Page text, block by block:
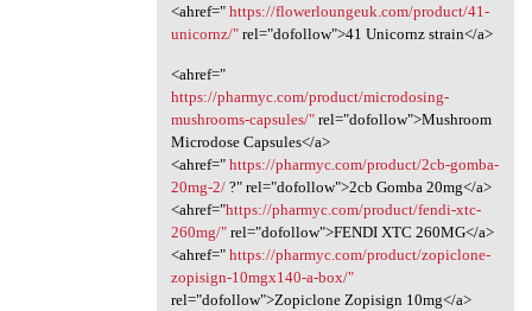
<ahref=" https://flowerloungeuk.com/product/41-
unicornz/"rel="dofollow">41 Unicornz strain</a>
<ahref="
https://pharmyc.com/product/microdosing-
mushrooms-capsules/"rel="dofollow">Mushroom
Microdose Capsules</a>
<ahref=" https://pharmyc.com/product/2cb-gomba-
20mg-2/?" rel="dofollow">2cb Gomba 20mg</a>
<ahref="https://pharmyc.com/product/fendi-xtc-
260mg/"rel="dofollow">FENDI XTC 260MG</a>
<ahref=" https://pharmyc.com/product/zopiclone-
zopisign-10mgx140-a-box/"
rel="dofollow">Zopiclone Zopisign 10mg</a>